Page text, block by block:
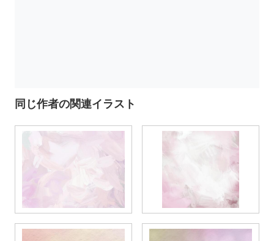
同じ作者の関連イラスト